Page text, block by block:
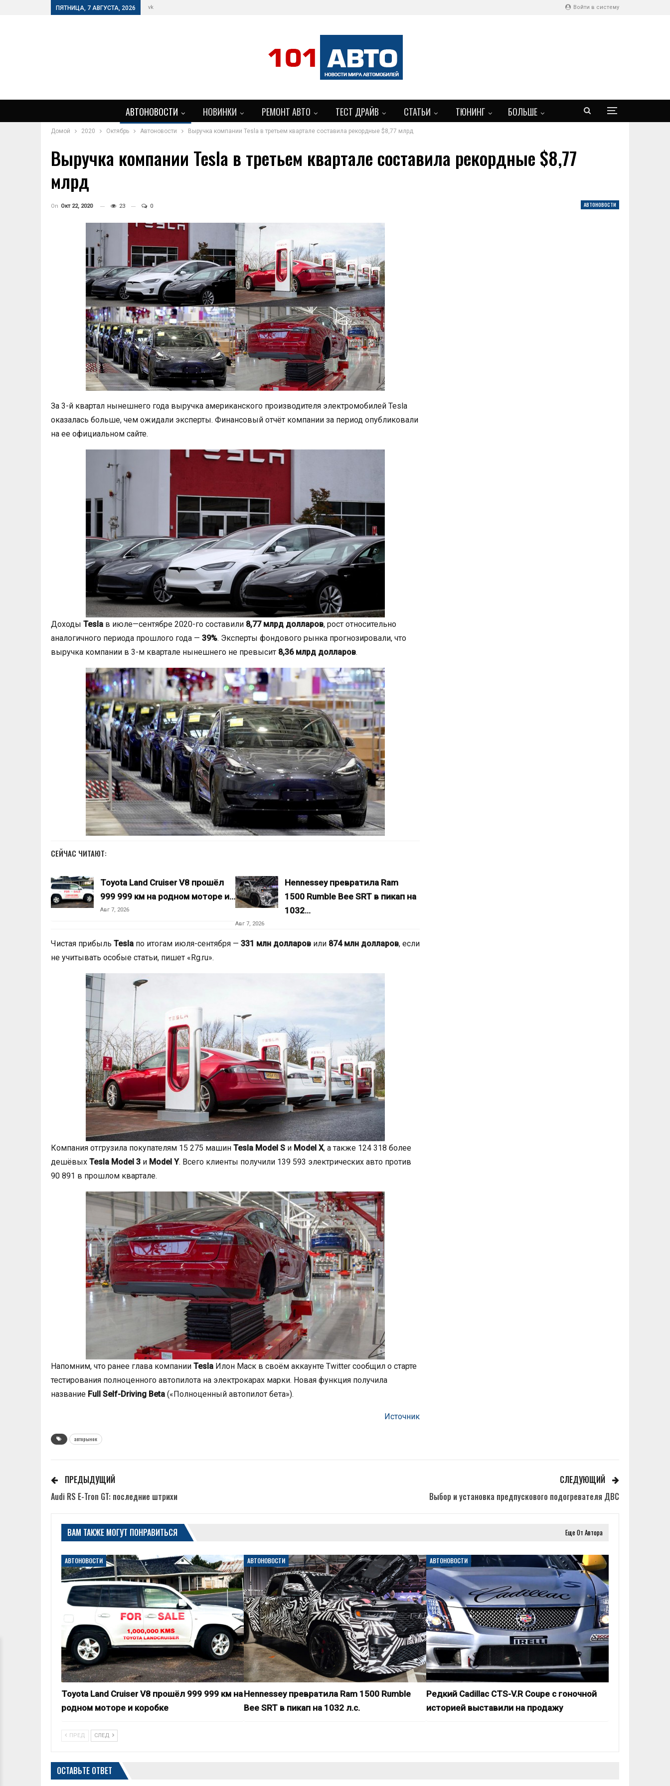
Войти в систему
ПЯТНИЦА, 7 АВГУСТА, 2026 vk
АВТОНОВОСТИ НОВИНКИ РЕМОНТ АВТО ТЕСТ ДРАЙВ СТАТЬИ ТЮНИНГ БОЛЬШЕ
Домой 2020 Октябрь Автоновости Выручка компании Tesla в третьем квартале составила рекордные $8,77 млрд
Выручка компании Tesla в третьем квартале составила рекордные $8,77
млрд
АВТОНОВОСТИ
On Окт 22, 2020 23 0
За 3-й квартал нынешнего года выручка американского производителя электромобилей Tesla
оказалась больше, чем ожидали эксперты. Финансовый отчёт компании за период опубликовали
на ее официальном сайте.
Доходы Tesla в июле—сентябре 2020-го составили 8,77 млрд долларов, рост относительно
аналогичного периода прошлого года — 39%. Эксперты фондового рынка прогнозировали, что
выручка компании в 3-м квартале нынешнего не превысит 8,36 млрд долларов.
СЕЙЧАС ЧИТАЮТ:
Toyota Land Cruiser V8 прошёл
999 999 км на родном моторе и…
Авг 7, 2026
Hennessey превратила Ram
1500 Rumble Bee SRT в пикап на
1032…
Авг 7, 2026
Чистая прибыль Tesla по итогам июля-сентября — 331 млн долларов или 874 млн долларов, если
не учитывать особые статьи, пишет «Rg.ru».
Компания отгрузила покупателям 15 275 машин Tesla Model S и Model X, а также 124 318 более
дешёвых Tesla Model 3 и Model Y. Всего клиенты получили 139 593 электрических авто против
90 891 в прошлом квартале.
Напомним, что ранее глава компании Tesla Илон Маск в своём аккаунте Twitter сообщил о старте
тестирования полноценного автопилота на электрокарах марки. Новая функция получила
название Full Self-Driving Beta («Полноценный автопилот бета»).
Источник
авторынок
ПРЕДЫДУЩИЙ
Audi RS E-Tron GT: последние штрихи
СЛЕДУЮЩИЙ
Выбор и установка предпускового подогревателя ДВС
ВАМ ТАКЖЕ МОГУТ ПОНРАВИТЬСЯ Еще От Автора
АВТОНОВОСТИ
Toyota Land Cruiser V8 прошёл 999 999 км на
родном моторе и коробке
АВТОНОВОСТИ
Hennessey превратила Ram 1500 Rumble
Bee SRT в пикап на 1032 л.с.
АВТОНОВОСТИ
Редкий Cadillac CTS-V.R Coupe с гоночной
историей выставили на продажу
ПРЕД СЛЕД
ОСТАВЬТЕ ОТВЕТ